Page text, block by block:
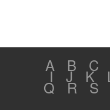
A B C
I J K
Q R S